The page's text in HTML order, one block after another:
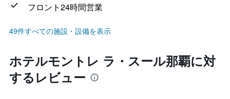
フロント24時間営業
49件すべての施設・設備を表示
ホテルモントレ ラ・スール那覇に対
するレビュー